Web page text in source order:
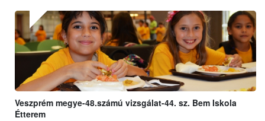
Veszprém megye-48.számú vizsgálat-44. sz. Bem Iskola
Étterem